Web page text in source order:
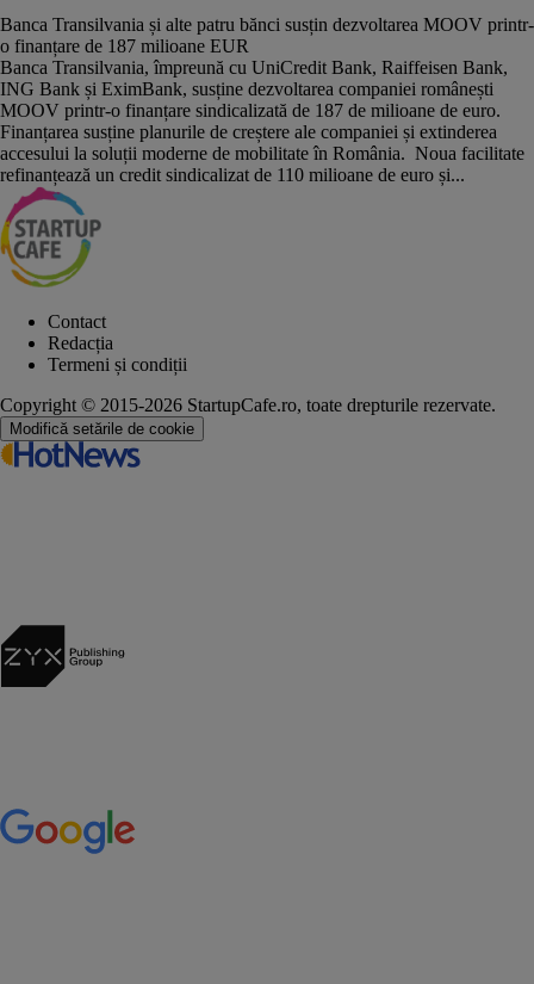
Banca Transilvania și alte patru bănci susțin dezvoltarea MOOV printr-
o finanțare de 187 milioane EUR
Banca Transilvania, împreună cu UniCredit Bank, Raiffeisen Bank,
ING Bank și EximBank, susține dezvoltarea companiei românești
MOOV printr-o finanțare sindicalizată de 187 de milioane de euro.
Finanțarea susține planurile de creștere ale companiei și extinderea
accesului la soluții moderne de mobilitate în România. Noua facilitate
refinanțează un credit sindicalizat de 110 milioane de euro și...
Contact
Redacția
Termeni și condiții
Copyright © 2015-2026 StartupCafe.ro, toate drepturile rezervate.
Modifică setările de cookie